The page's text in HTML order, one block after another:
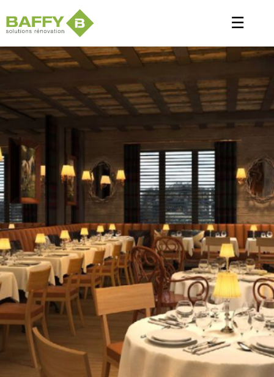
Panneau de gestion des cookies
☰